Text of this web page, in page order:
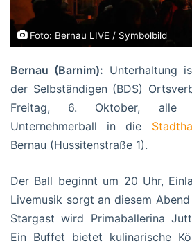
Foto: Bernau LIVE / Symbolbild
Bernau (Barnim): Unterhaltung
der Selbständigen (BDS)
Freitag, 6. Oktober, alle
Unternehmerball in die
Bernau (Hussitenstraße 1).
Der Ball beginnt um 20 Uhr,
Livemusik sorgt an diesem
Stargast wird Primaballerina
Ein Buffet bietet kulinarische